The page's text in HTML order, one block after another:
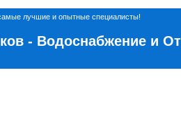
лучшие и опытные специалисты!
- Водоснабжение и